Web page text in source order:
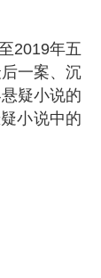
2019年五
一案、沉
疑小说的
小说中的